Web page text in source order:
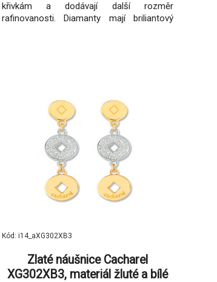
křivkám a dodávají další rozměr
rafinovanosti. Diamanty mají briliantový
Kód: i14_aXG302XB3
Zlaté náušnice Cacharel
XG302XB3, materiál žluté a bílé